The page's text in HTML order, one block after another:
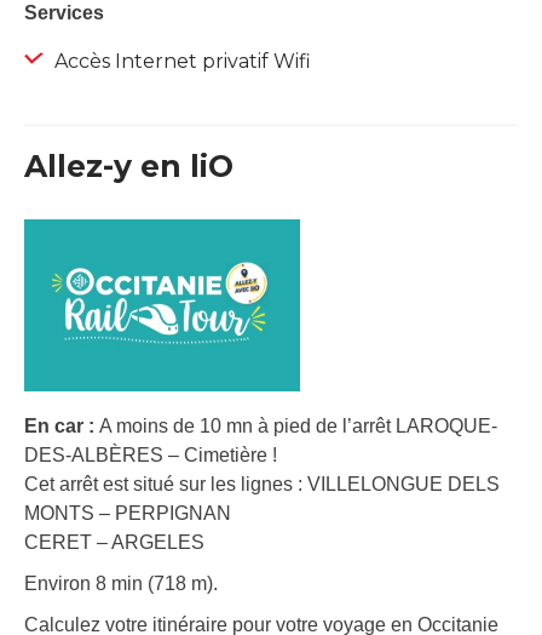
Services
Accès Internet privatif Wifi
Allez-y en liO
En car : A moins de 10 mn à pied de l’arrêt LAROQUE-
DES-ALBÈRES – Cimetière !
Cet arrêt est situé sur les lignes : VILLELONGUE DELS
MONTS – PERPIGNAN
CERET – ARGELES
Environ 8 min (718 m).
Calculez votre itinéraire pour votre voyage en Occitanie